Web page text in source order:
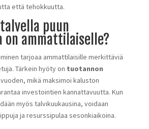
että tehokkuutta.
puun
on ammattilaiselle?
tarjoaa ammattilaisille merkittäviä
Tärkein hyöty on tuotannon
mikä maksimoi kaluston
investointien kannattavuutta. Kun
myös talvikuukausina, voidaan
ja resurssipulaa sesonkiaikoina.